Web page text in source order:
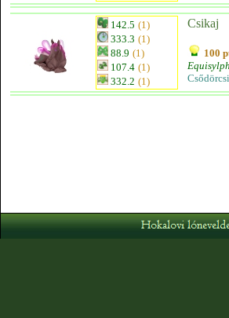
142.5 (1)
333.3 (1)
88.9 (1)
107.4 (1)
332.2 (1)
Csikaj
100
Equisylph